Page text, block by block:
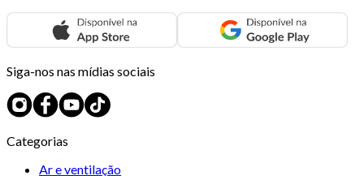
Siga-nos nas mídias sociais
Categorias
Ar e ventilação